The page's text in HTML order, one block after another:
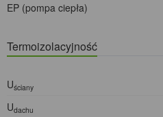
EP (pompa ciepła)
Termoizolacyjność
Uściany
Udachu